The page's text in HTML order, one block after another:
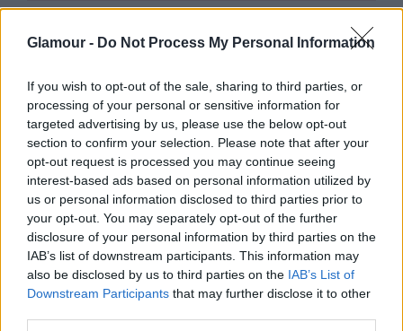
Glamour - Do Not Process My Personal Information
If you wish to opt-out of the sale, sharing to third parties, or
processing of your personal or sensitive information for
targeted advertising by us, please use the below opt-out
section to confirm your selection. Please note that after your
opt-out request is processed you may continue seeing
interest-based ads based on personal information utilized by
us or personal information disclosed to third parties prior to
your opt-out. You may separately opt-out of the further
disclosure of your personal information by third parties on the
IAB’s list of downstream participants. This information may
also be disclosed by us to third parties on the IAB’s List of
Downstream Participants that may further disclose it to other
SZTÁROK